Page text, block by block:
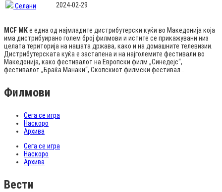
Селани
2024-02-29
MCF MKе една од најмладите дистрибутерски куќи во Македонија која
има дистрибуирано голем број филмови и истите се прикажувани низ
целата територија на нашата држава, како и на домашните телевизии.
Дистрибутерската куќа е застапена и на најголемите фестивали во
Македонија, како фестивалот на Европски филм „Синедејс“,
фестивалот „Браќа Манаки“, Скопскиот филмски фестивал…
Филмови
Сега се игра
Наскоро
Архива
Сега се игра
Наскоро
Архива
Вести